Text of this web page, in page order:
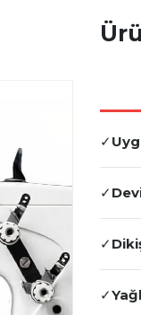
✓
✓
✓
✓